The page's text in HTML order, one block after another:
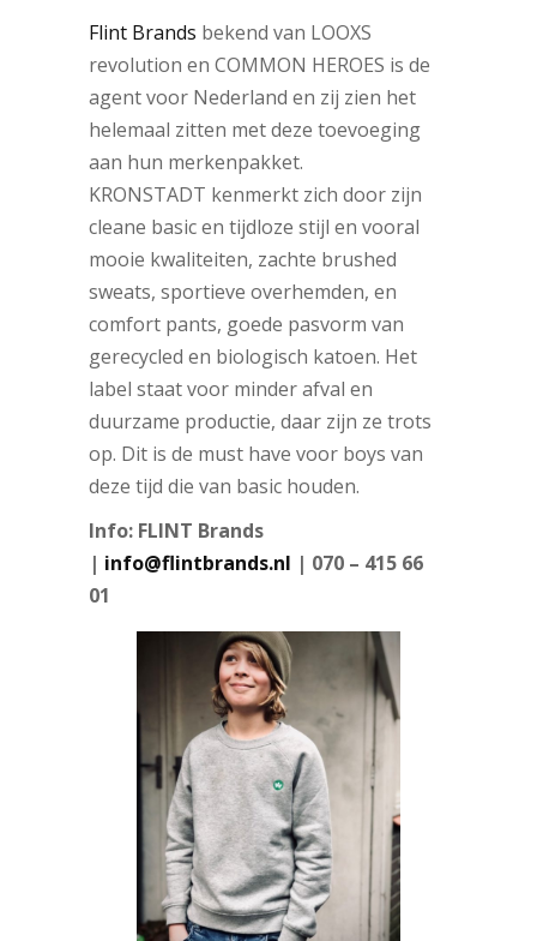
Flint Brands bekend van LOOXS
revolution en COMMON HEROES is de
agent voor Nederland en zij zien het
helemaal zitten met deze toevoeging
aan hun merkenpakket.
KRONSTADT kenmerkt zich door zijn
cleane basic en tijdloze stijl en vooral
mooie kwaliteiten, zachte brushed
sweats, sportieve overhemden, en
comfort pants, goede pasvorm van
gerecycled en biologisch katoen. Het
label staat voor minder afval en
duurzame productie, daar zijn ze trots
op. Dit is de must have voor boys van
deze tijd die van basic houden.
Info: FLINT Brands
| info@flintbrands.nl | 070 – 415 66
01